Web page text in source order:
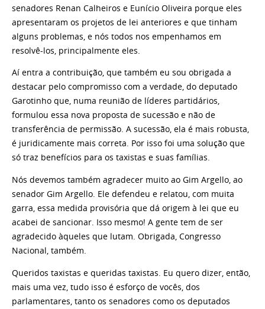
senadores Renan Calheiros e Eunício Oliveira porque eles
apresentaram os projetos de lei anteriores e que tinham
alguns problemas, e nós todos nos empenhamos em
resolvê-los, principalmente eles.
Aí entra a contribuição, que também eu sou obrigada a
destacar pelo compromisso com a verdade, do deputado
Garotinho que, numa reunião de líderes partidários,
formulou essa nova proposta de sucessão e não de
transferência de permissão. A sucessão, ela é mais robusta,
é juridicamente mais correta. Por isso foi uma solução que
só traz benefícios para os taxistas e suas famílias.
Nós devemos também agradecer muito ao Gim Argello, ao
senador Gim Argello. Ele defendeu e relatou, com muita
garra, essa medida provisória que dá origem à lei que eu
acabei de sancionar. Isso mesmo! A gente tem de ser
agradecido àqueles que lutam. Obrigada, Congresso
Nacional, também.
Queridos taxistas e queridas taxistas. Eu quero dizer, então,
mais uma vez, tudo isso é esforço de vocês, dos
parlamentares, tanto os senadores como os deputados